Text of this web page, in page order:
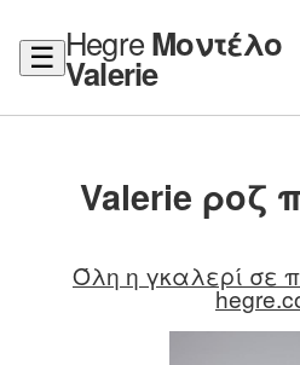
☰ HegreΜοντέλο
Valerie
Valerie ροζ
Όλη η γκαλερί σε